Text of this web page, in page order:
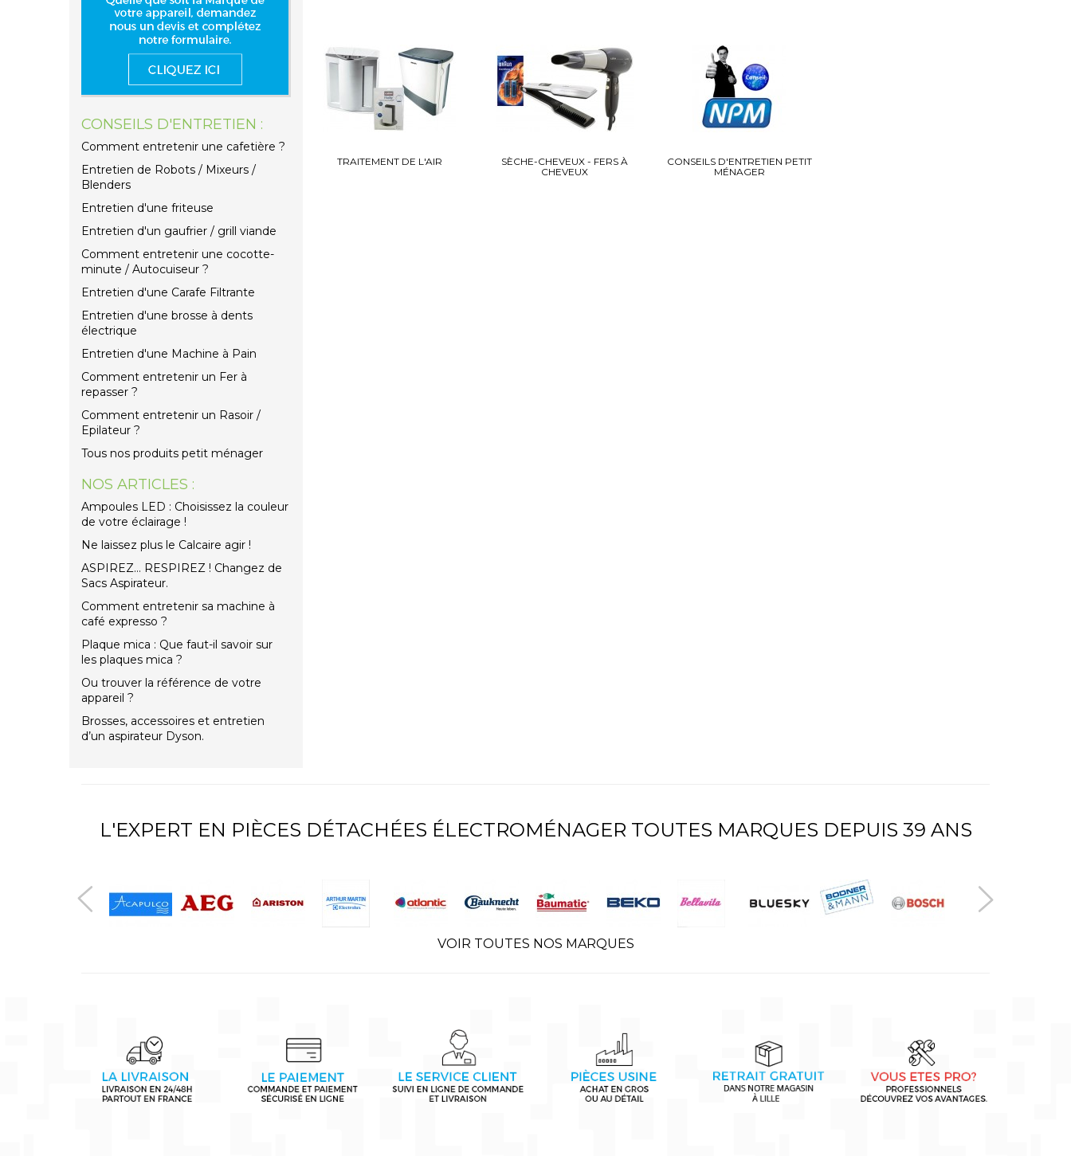
CONSEILS D'ENTRETIEN :
Comment entretenir une cafetière ?
Entretien de Robots / Mixeurs /
Blenders
Entretien d'une friteuse
Entretien d'un gaufrier / grill viande
Comment entretenir une cocotte-
minute / Autocuiseur ?
Entretien d'une Carafe Filtrante
Entretien d'une brosse à dents
électrique
Entretien d'une Machine à Pain
Comment entretenir un Fer à
repasser ?
Comment entretenir un Rasoir /
Epilateur ?
Tous nos produits petit ménager
NOS ARTICLES :
Ampoules LED : Choisissez la couleur
de votre éclairage !
Ne laissez plus le Calcaire agir !
ASPIREZ… RESPIREZ ! Changez de
Sacs Aspirateur.
Comment entretenir sa machine à
café expresso ?
Plaque mica : Que faut-il savoir sur
les plaques mica ?
Ou trouver la référence de votre
appareil ?
Brosses, accessoires et entretien
d’un aspirateur Dyson.
TRAITEMENT DE L'AIR
SÈCHE-CHEVEUX - FERS À
CHEVEUX
CONSEILS D'ENTRETIEN PETIT
MÉNAGER
L'EXPERT EN PIÈCES DÉTACHÉES ÉLECTROMÉNAGER TOUTES MARQUES DEPUIS 39 ANS
VOIR TOUTES NOS MARQUES